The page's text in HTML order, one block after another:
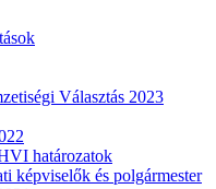
Választás 2023
határozatok
képviselők és polgármester